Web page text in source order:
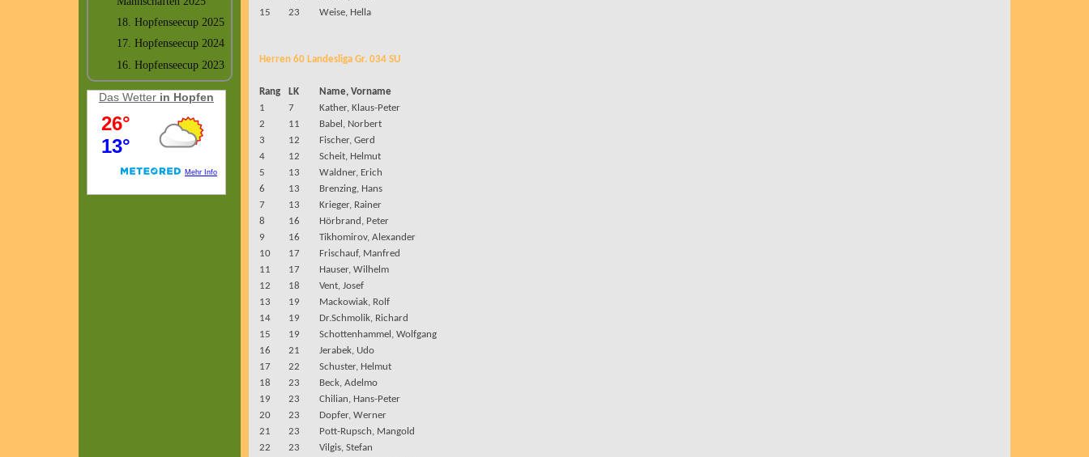
18. Hopfenseecup 2025
17. Hopfenseecup 2024
16. Hopfenseecup 2023
Das Wetter in Hopfen
15
23 Weise, Hella
Herren 60 Landesliga Gr. 034 SU
Rang LK
Name, Vorname
1
7
Kather, Klaus-Peter
2
11
Babel, Norbert
3
12
Fischer, Gerd
4
12
Scheit, Helmut
5
13
Waldner, Erich
6
13
Brenzing, Hans
7
13
Krieger, Rainer
8
16
Hörbrand, Peter
9
16
Tikhomirov, Alexander
10
17
Frischauf, Manfred
11
17
Hauser, Wilhelm
12
18
Vent, Josef
13
19
Mackowiak, Rolf
14
19
Dr.Schmolik, Richard
15
19
Schottenhammel, Wolfgang
16
21
Jerabek, Udo
17
22
Schuster, Helmut
18
23
Beck, Adelmo
19
23
Chilian, Hans-Peter
20
23
Dopfer, Werner
21
23
Pott-Rupsch, Mangold
22
23
Vilgis, Stefan